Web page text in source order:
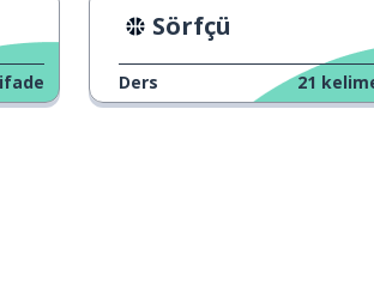
(yer)
Sörfçü
Ders 21